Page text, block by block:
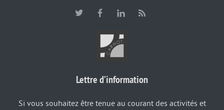
Lettre d’information
Si vous souhaitez être tenue au courant des activités et